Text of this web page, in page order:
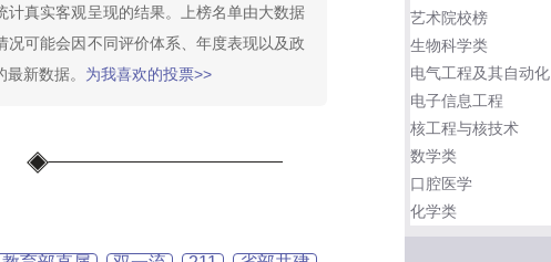
真实客观呈现的结果。上榜名单由大数据
可能会因不同评价体系、年度表现以及政
新数据。 为我喜欢的投票>>
艺术院校榜
生物科学类
电气工程及其自动化
电子信息工程
核工程与核技术
数学类
口腔医学
化学类